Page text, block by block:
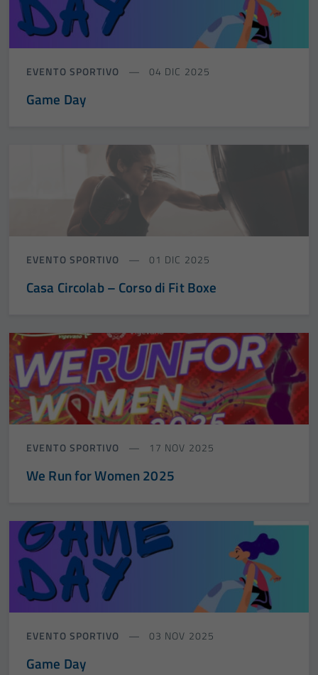
EVENTO SPORTIVO 04 DIC 2025
Game Day
EVENTO SPORTIVO 01 DIC 2025
Casa Circolab – Corso di Fit Boxe
EVENTO SPORTIVO 17 NOV 2025
We Run for Women 2025
EVENTO SPORTIVO 03 NOV 2025
Game Day